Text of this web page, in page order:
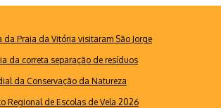
Praia da Vitória visitaram São Jorge
da correta separação de resíduos
da Conservação da Natureza
Regional de Escolas de Vela 2026